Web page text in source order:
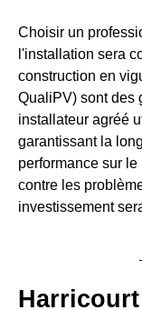
Choisir un
l'installation sera
construction en
QualiPV) sont des
installateur agréé
garantissant la
performance sur
contre les
investissement